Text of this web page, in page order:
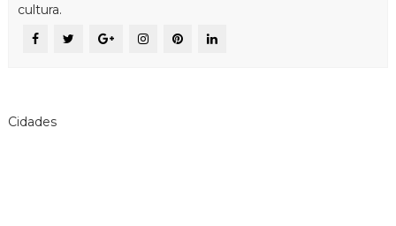
cultura.
Cidades